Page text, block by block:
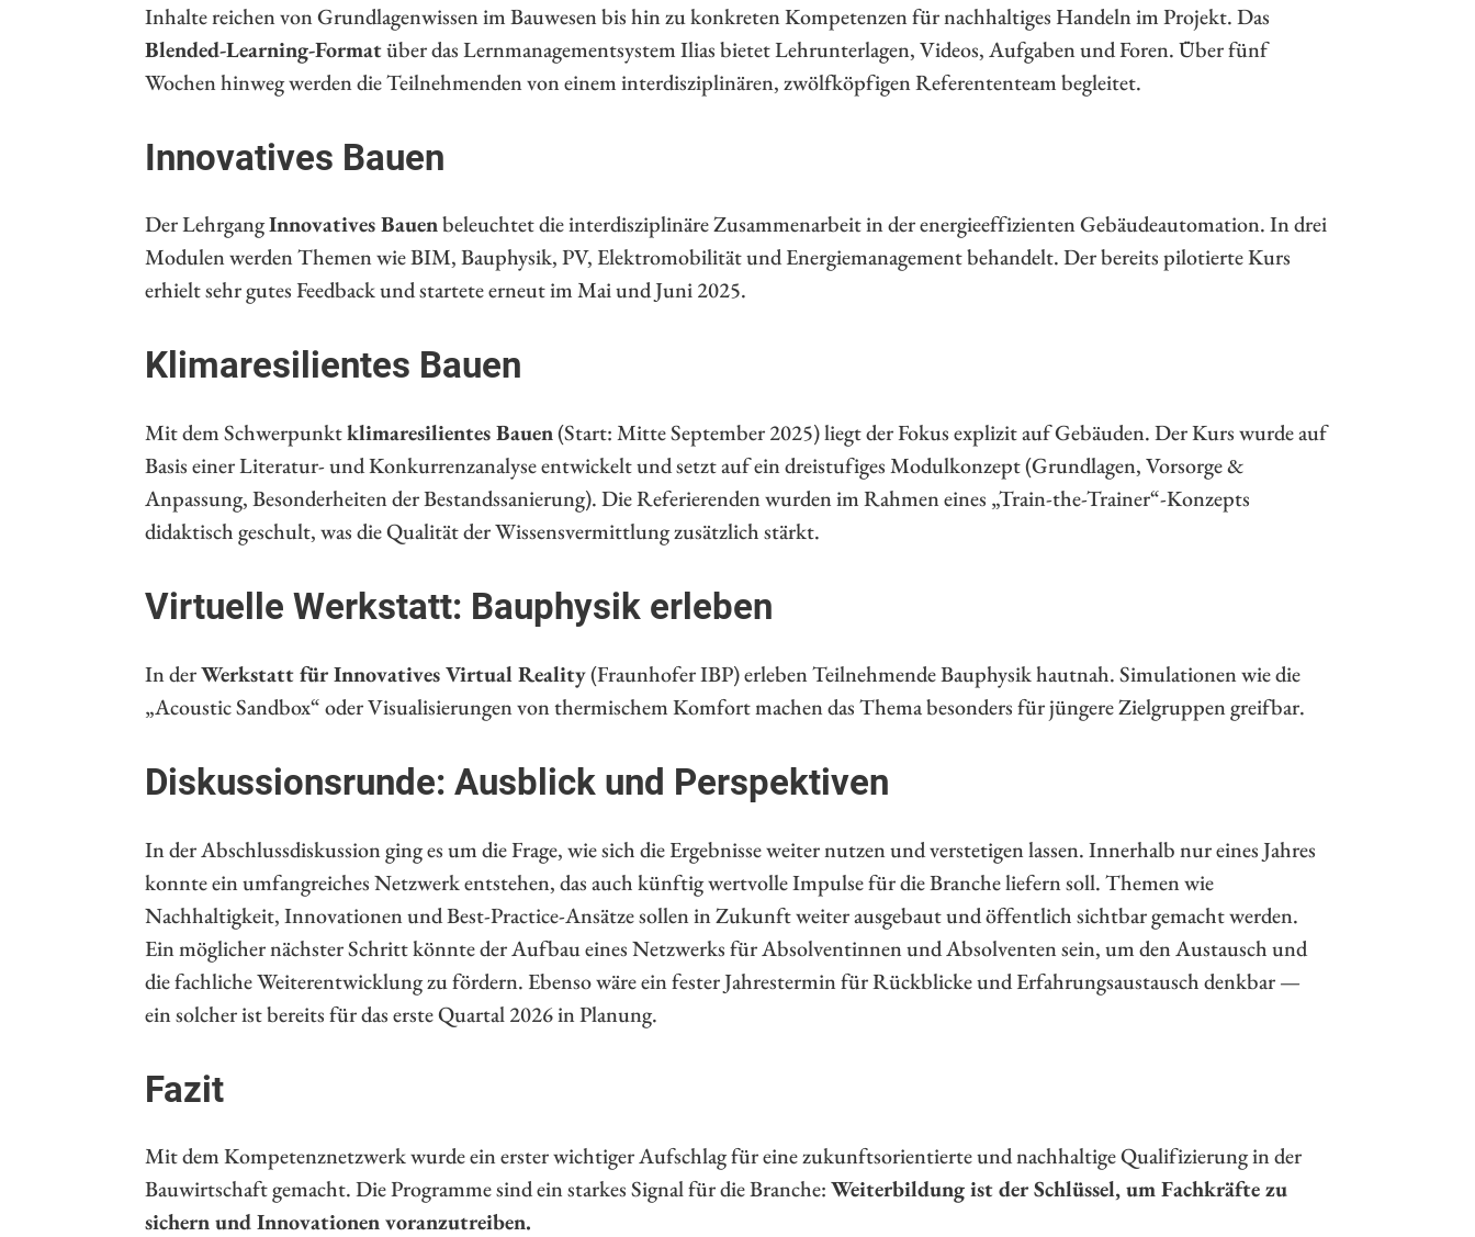
Inhalte reichen von Grundlagenwissen im Bauwesen bis hin zu konkreten Kompetenzen für nachhaltiges Handeln im Projekt. Das
Blended-Learning-Formatüber das Lernmanagementsystem Ilias bietet Lehrunterlagen, Videos, Aufgaben und Foren. Über fünf
Wochen hinweg werden die Teilnehmenden von einem interdisziplinären, zwölfköpfigen Referententeam begleitet.
Innovatives Bauen
Der LehrgangInnovatives Bauenbeleuchtet die interdisziplinäre Zusammenarbeit in der energieeffizienten Gebäudeautomation. In drei
Modulen werden Themen wie BIM, Bauphysik, PV, Elektromobilität und Energiemanagement behandelt. Der bereits pilotierte Kurs
erhielt sehr gutes Feedback und startete erneut im Mai und Juni 2025.
Klimaresilientes Bauen
Mit dem Schwerpunktklimaresilientes Bauen(Start: Mitte September 2025) liegt der Fokus explizit auf Gebäuden. Der Kurs wurde auf
Basis einer Literatur- und Konkurrenzanalyse entwickelt und setzt auf ein dreistufiges Modulkonzept (Grundlagen, Vorsorge &
Anpassung, Besonderheiten der Bestandssanierung). Die Referierenden wurden im Rahmen eines „Train-the-Trainer“-Konzepts
didaktisch geschult, was die Qualität der Wissensvermittlung zusätzlich stärkt.
Virtuelle Werkstatt: Bauphysik erleben
In derWerkstatt für Innovatives Virtual Reality(Fraunhofer IBP) erleben Teilnehmende Bauphysik hautnah. Simulationen wie die
„Acoustic Sandbox“ oder Visualisierungen von thermischem Komfort machen das Thema besonders für jüngere Zielgruppen greifbar.
Diskussionsrunde: Ausblick und Perspektiven
In der Abschlussdiskussion ging es um die Frage, wie sich die Ergebnisse weiter nutzen und verstetigen lassen. Innerhalb nur eines Jahres
konnte ein umfangreiches Netzwerk entstehen, das auch künftig wertvolle Impulse für die Branche liefern soll. Themen wie
Nachhaltigkeit, Innovationen und Best-Practice-Ansätze sollen in Zukunft weiter ausgebaut und öffentlich sichtbar gemacht werden.
Ein möglicher nächster Schritt könnte der Aufbau eines Netzwerks für Absolventinnen und Absolventen sein, um den Austausch und
die fachliche Weiterentwicklung zu fördern. Ebenso wäre ein fester Jahrestermin für Rückblicke und Erfahrungsaustausch denkbar —
ein solcher ist bereits für das erste Quartal 2026 in Planung.
Fazit
Mit dem Kompetenznetzwerk wurde ein erster wichtiger Aufschlag für eine zukunftsorientierte und nachhaltige Qualifizierung in der
Bauwirtschaft gemacht. Die Programme sind ein starkes Signal für die Branche:Weiterbildung ist der Schlüssel, um Fachkräfte zu
sichern und Innovationen voranzutreiben.